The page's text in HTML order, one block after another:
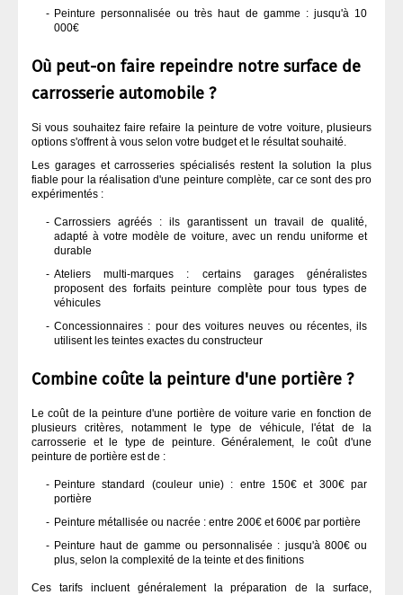
OUTILLAGE À MAIN
OUTILLAGE ÉLECTRIQUE
PONÇAGE CARROSSERIE
PULVÉRISATION
VERNIS CARROSSERIE
Peinture personnalisée ou très haut de gamme : jusqu'à 10
000€
Où peut-on faire repeindre notre surface de
carrosserie automobile ?
Si vous souhaitez faire refaire la peinture de votre voiture, plusieurs
options s'offrent à vous selon votre budget et le résultat souhaité.
Les garages et carrosseries spécialisés restent la solution la plus
fiable pour la réalisation d'une peinture complète, car ce sont des pro
expérimentés :
Carrossiers agréés : ils garantissent un travail de qualité,
adapté à votre modèle de voiture, avec un rendu uniforme et
durable
Ateliers multi-marques : certains garages généralistes
proposent des forfaits peinture complète pour tous types de
véhicules
Concessionnaires : pour des voitures neuves ou récentes, ils
utilisent les teintes exactes du constructeur
Combine coûte la peinture d'une portière ?
Le coût de la peinture d'une portière de voiture varie en fonction de
plusieurs critères, notamment le type de véhicule, l'état de la
carrosserie et le type de peinture. Généralement, le coût d'une
peinture de portière est de :
Peinture standard (couleur unie) : entre 150€ et 300€ par
portière
Peinture métallisée ou nacrée : entre 200€ et 600€ par portière
Peinture haut de gamme ou personnalisée : jusqu'à 800€ ou
plus, selon la complexité de la teinte et des finitions
Ces tarifs incluent généralement la préparation de la surface,